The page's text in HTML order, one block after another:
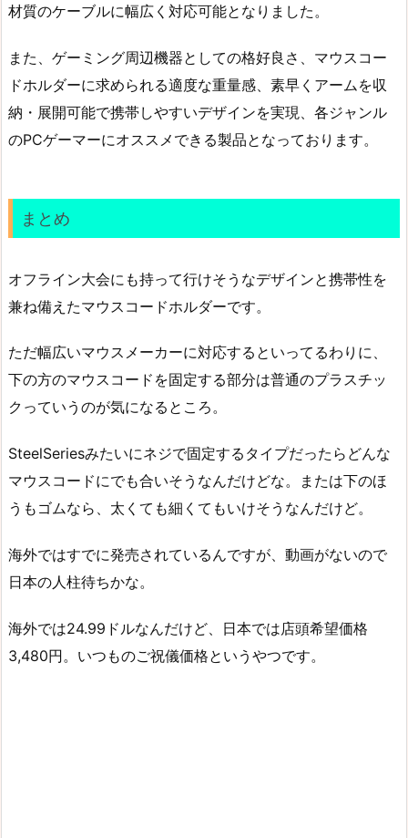
材質のケーブルに幅広く対応可能となりました。
また、ゲーミング周辺機器としての格好良さ、マウスコー
ドホルダーに求められる適度な重量感、素早くアームを収
納・展開可能で携帯しやすいデザインを実現、各ジャンル
のPCゲーマーにオススメできる製品となっております。
まとめ
オフライン大会にも持って行けそうなデザインと携帯性を
兼ね備えたマウスコードホルダーです。
ただ幅広いマウスメーカーに対応するといってるわりに、
下の方のマウスコードを固定する部分は普通のプラスチッ
クっていうのが気になるところ。
SteelSeriesみたいにネジで固定するタイプだったらどんな
マウスコードにでも合いそうなんだけどな。または下のほ
うもゴムなら、太くても細くてもいけそうなんだけど。
海外ではすでに発売されているんですが、動画がないので
日本の人柱待ちかな。
海外では24.99ドルなんだけど、日本では店頭希望価格
3,480円。いつものご祝儀価格というやつです。